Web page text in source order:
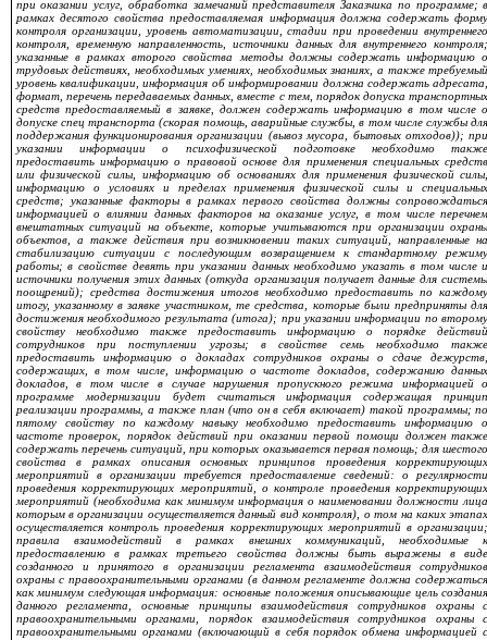
при оказании услуг, обработка замечаний представителя Заказчика по программе;
рамках десятого свойства предоставляемая информация должна содержать
контроля организации, уровень автоматизации, стадии при проведении
контроля, временную направленность, источники данных для внутреннего
указанные в рамках второго свойства методы должны содержать информацию
трудовых действиях, необходимых умениях, необходимых знаниях, а также
уровень квалификации, информация об информировании должна содержать
формат, перечень передаваемых данных, вместе с тем, порядок допуска
средств предоставляемый в заявке, должен содержать информацию в том числе
допуске спец транспорта (скорая помощь, аварийные службы, в том числе службы
поддержания функционирования организации (вывоз мусора, бытовых отходов));
указании информации о психофизической подготовке необходимо
предоставить информацию о правовой основе для применения специальных
или физической силы, информацию об основаниях для применения физической
информацию о условиях и пределах применения физической силы и
средств; указанные факторы в рамках первого свойства должны
информацией о влиянии данных факторов на оказание услуг, в том числе
внештатных ситуаций на объекте, которые учитываются при организации
объектов, а также действия при возникновении таких ситуаций, направленные
стабилизацию ситуации с последующим возвращением к стандартному
работы; в свойстве девять при указании данных необходимо указать в том числе
источники получения этих данных (откуда организация получает данные для
поощрений); средства достижения итогов необходимо предоставить по
итогу, указанному в заявке участником, те средства, которые были предприняты
достижения необходимого результата (итога); при указании информации по
свойству необходимо также предоставить информацию о порядке
сотрудников при поступлении угрозы; в свойстве семь необходимо
предоставить информацию о докладах сотрудников охраны о сдаче
содержащих, в том числе, информацию о частоте докладов, содержанию
докладов, в том числе в случае нарушения пропускного режима информацией
программе модернизации будет считаться информация содержащая
реализации программы, а также план (что он в себя включает) такой программы;
пятому свойству по каждому навыку необходимо предоставить информацию
частоте проверок, порядок действий при оказании первой помощи должен
содержать перечень ситуаций, при которых оказывается первая помощь; для
свойства в рамках описания основных принципов проведения
мероприятий в организации требуется предоставление сведений: о
проведения корректирующих мероприятий, о контроле проведения
мероприятий (необходима как минимум информация о наименовании должности
которым в организации осуществляется данный вид контроля), о том на каких
осуществляется контроль проведения корректирующих мероприятий в
правила взаимодействий в рамках внешних коммуникаций, необходимые
предоставлению в рамках третьего свойства должны быть выражены в
созданного и принятого в организации регламента взаимодействия
охраны с правоохранительными органами (в данном регламенте должна
как минимум следующая информация: основные положения описывающие цель
данного регламента, основные принципы взаимодействия сотрудников охраны
правоохранительными органами, порядок взаимодействия сотрудников охраны
правоохранительными органами (включающий в себя порядок обмена информацией